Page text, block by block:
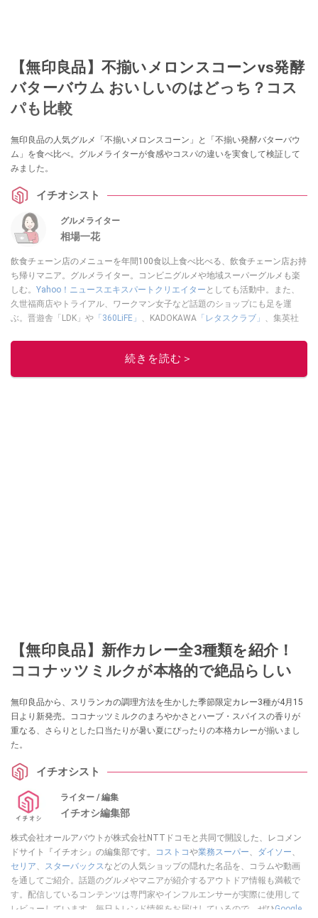
【無印良品】不揃いメロンスコーンvs発酵
バターバウム おいしいのはどっち？コス
パも比較
無印良品の人気グルメ「不揃いメロンスコーン」と「不揃い発酵バターバウ
ム」を食べ比べ。グルメライターが食感やコスパの違いを実食して検証して
みました。
イチオシスト
グルメライター
相場一花
飲食チェーン店のメニューを年間100食以上食べ比べる、飲食チェーン店お持
ち帰りマニア。グルメライター。コンビニグルメや地域スーパーグルメも楽
しむ。 Yahoo！ニュースエキスパートクリエイター としても活動中。また、
久世福商店やトライアル、ワークマン女子など話題のショップにも足を運
ぶ。晋遊舎「LDK」や 「360LiFE」 、KADOKAWA 「レタスクラブ」 、集英社
ルメライター、食の専門家として出演実績あり。
続きを読む＞
【無印良品】新作カレー全3種類を紹介！
ココナッツミルクが本格的で絶品らしい
無印良品から、スリランカの調理方法を生かした季節限定カレー3種が4月15
日より新発売。ココナッツミルクのまろやかさとハーブ・スパイスの香りが
重なる、さらりとした口当たりが暑い夏にぴったりの本格カレーが揃いまし
た。
イチオシスト
ライター / 編集
イチオシ編集部
株式会社オールアバウトが株式会社NTTドコモと共同で開設した、レコメン
ドサイト『イチオシ』の編集部です。
コストコや業務スーパー、 ダイソー、
セリア、 スターバックスなどの人気ショップの隠れた名品を、コラムや動画
を通してご紹介。話題のグルメやマニアが紹介するアウトドア情報も満載で
す。配信しているコンテンツは専門家やインフルエンサーが実際に使用して
レビューしています。毎日トレンド情報をお届けしているので、ぜひGoogle